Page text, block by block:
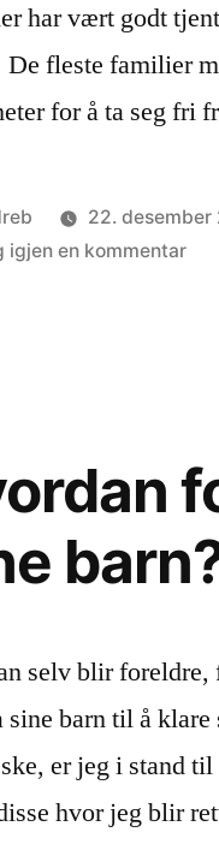
har vært godt
De fleste familier
for å ta seg fri
22. desember
igjen en kommentartil
selv blir foreldre,
sine barn til å
er jeg i stand
hvor jeg blir